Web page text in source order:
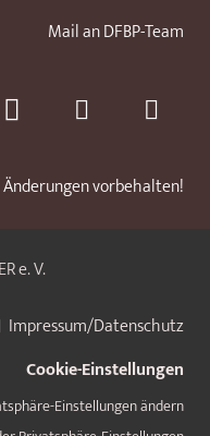
Mail an DFBP-Team
Änderungen vorbehalten!
e. V.
Impressum/Datenschutz
Cookie-Einstellungen
Einstellungen ändern